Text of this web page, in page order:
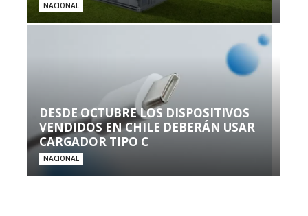
NACIONAL
DESDE OCTUBRE LOS DISPOSITIVOS
VENDIDOS EN CHILE DEBERÁN USAR
CARGADOR TIPO C
NACIONAL